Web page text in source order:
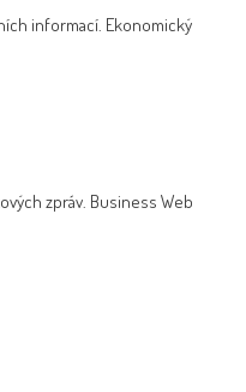
informací. Ekonomický
zpráv. Business Web